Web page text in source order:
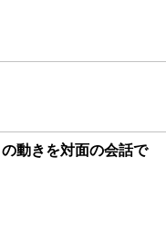
動きを対面の会話で